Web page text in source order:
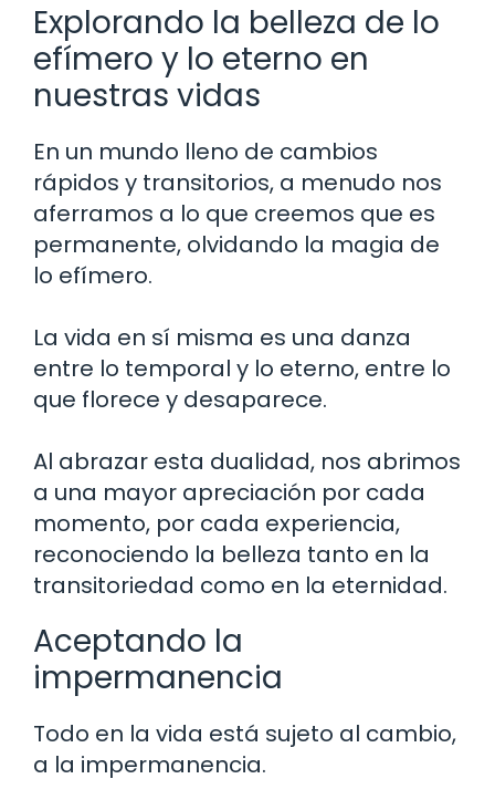
Explorando la belleza de lo
efímero y lo eterno en
nuestras vidas
En un mundo lleno de cambios
rápidos y transitorios, a menudo nos
aferramos a lo que creemos que es
permanente, olvidando la magia de
lo efímero.
La vida en sí misma es una danza
entre lo temporal y lo eterno, entre lo
que florece y desaparece.
Al abrazar esta dualidad, nos abrimos
a una mayor apreciación por cada
momento, por cada experiencia,
reconociendo la belleza tanto en la
transitoriedad como en la eternidad.
Aceptando la
impermanencia
Todo en la vida está sujeto al cambio,
a la impermanencia.